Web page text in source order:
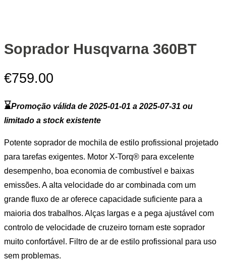
Soprador Husqvarna 360BT
€759.00
⌛Promoção válida de 2025-01-01 a 2025-07-31 ou
limitado a stock existente
Potente soprador de mochila de estilo profissional projetado
para tarefas exigentes. Motor X-Torq® para excelente
desempenho, boa economia de combustível e baixas
emissões. A alta velocidade do ar combinada com um
grande fluxo de ar oferece capacidade suficiente para a
maioria dos trabalhos. Alças largas e a pega ajustável com
controlo de velocidade de cruzeiro tornam este soprador
muito confortável. Filtro de ar de estilo profissional para uso
sem problemas.